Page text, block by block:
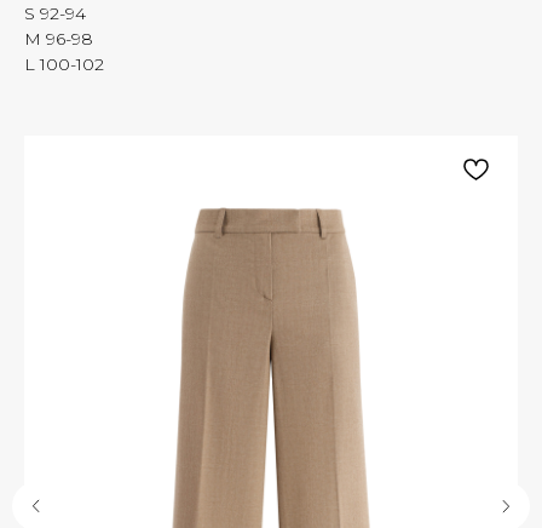
S 92-94
M 96-98
L 100-102